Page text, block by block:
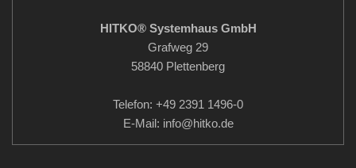
HITKO® Systemhaus GmbH
Grafweg 29
58840 Plettenberg
Telefon: +49 2391 1496-0
E-Mail: info@hitko.de